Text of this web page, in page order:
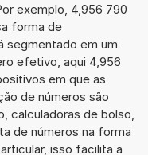
exemplo, 4,956 790
forma de
segmentado em um
efetivo, aqui 4,956
em que as
de números são
calculadoras de bolso,
de números na forma
isso facilita a